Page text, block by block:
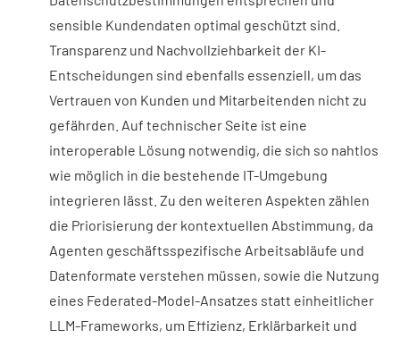
sensible Kundendaten optimal geschützt sind.
Transparenz und Nachvollziehbarkeit der KI-
Entscheidungen sind ebenfalls essenziell, um das
Vertrauen von Kunden und Mitarbeitenden nicht zu
gefährden. Auf technischer Seite ist eine
interoperable Lösung notwendig, die sich so nahtlos
wie möglich in die bestehende IT-Umgebung
integrieren lässt. Zu den weiteren Aspekten zählen
die Priorisierung der kontextuellen Abstimmung, da
Agenten geschäftsspezifische Arbeitsabläufe und
Datenformate verstehen müssen, sowie die Nutzung
eines Federated-Model-Ansatzes statt einheitlicher
LLM-Frameworks, um Effizienz, Erklärbarkeit und